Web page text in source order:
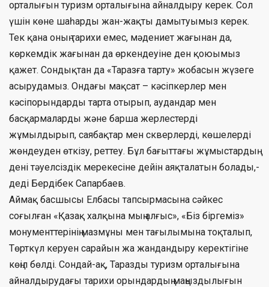
орталығын туризм орталығына айналдыру керек. Сол
үшін көне шаһарды жан-жақты дамытуымыз керек.
Тек қана оның тарихи емес, мәдениет жағынан да,
көркемдік жағынан да өркендеуіне ден қоюымыз
қажет. Сондықтан да «Таразға тарту» жобасын жүзеге
асырудамыз. Ондағы мақсат – кәсіпкерлер мен
кәсіпорындарды тарта отырып, аудандар мен
басқармаларды және барша жерлестерді
жұмылдырып, саябақтар мен скверлерді, көшелерді
жөндеуден өткізу, реттеу. Бұл бағыттағы жұмыстардың
дені тәуелсіздік мерекесіне дейін аяқталатын болады,-
деді Бердібек Сапарбаев.
Аймақ басшысы Елбасы тапсырмасына сәйкес
соғылған «Қазақ халқына мың алғыс», «Біз біргеміз»
монументтерінің мазмұны мен тағылымына тоқталып,
Төрткүл керуен сарайын жа жандандыру керектігіне
көңіл бөлді. Сондай-ақ, Таразды туризм орталығына
айналдырудағы тарихи орындардың маңыздылығын